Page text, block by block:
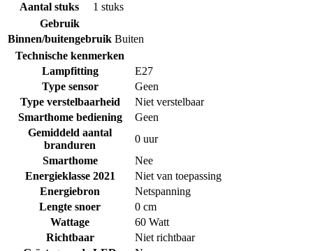
Aantal stuks
1 stuks
Gebruik
Binnen/buitengebruik Buiten
Technische kenmerken
Lampfitting
E27
Type sensor
Geen
Type verstelbaarheid
Niet verstelbaar
Smarthome bediening
Geen
Gemiddeld aantal
branduren
0 uur
Smarthome
Nee
Energieklasse 2021
Niet van toepassing
Energiebron
Netspanning
Lengte snoer
0 cm
Wattage
60 Watt
Richtbaar
Niet richtbaar